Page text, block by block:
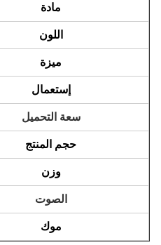
مادة
اللون
ميزة
إستعمال
سعة التحميل
حجم المنتج
وزن
الصوت
موك